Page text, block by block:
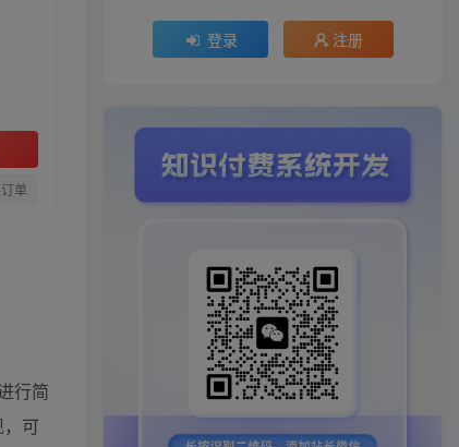
单
行简
可
登录 注册